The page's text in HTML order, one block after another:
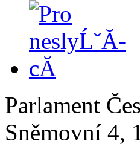
Parlament
Sněmovní 4,